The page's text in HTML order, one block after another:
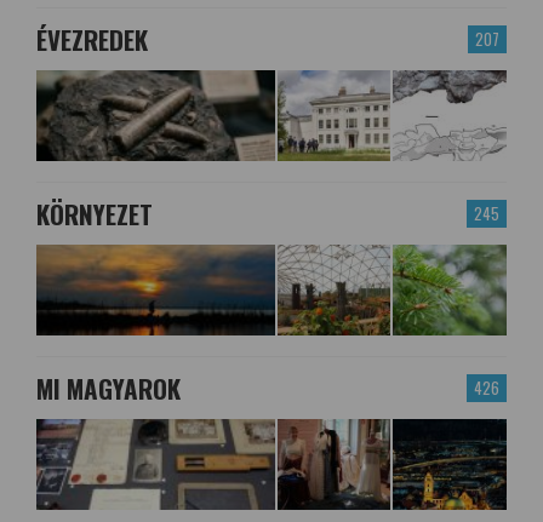
207
ÉVEZREDEK
245
KÖRNYEZET
426
MI MAGYAROK